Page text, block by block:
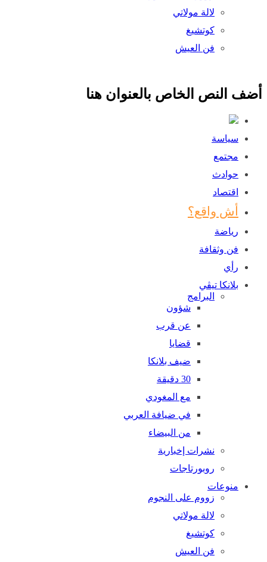
لالة مولاتي
كوتشيغ
فن العيش
النص الخاص بالعنوان هنا
سياسة
مجتمع
حوادث
اقتصاد
أش واقع؟
رياضة
فن وثقافة
رأي
بلانكا تيڤي
البرامج
شؤون
عن قرب
قضايا
ضيف بلانكا
30 دقيقة
مع المغودي
في ضيافة العربي
من البيضاء
نشرات إخبارية
روبورتاجات
منوعات
زووم على النجوم
لالة مولاتي
كوتشيغ
فن العيش